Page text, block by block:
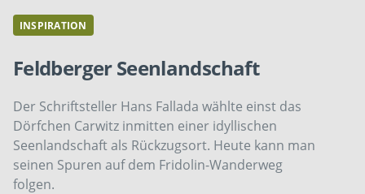
INSPIRATION
Feldberger Seenlandschaft
Der Schriftsteller Hans Fallada wählte einst das
Dörfchen Carwitz inmitten einer idyllischen
Seenlandschaft als Rückzugsort. Heute kann man
seinen Spuren auf dem Fridolin-Wanderweg
folgen.